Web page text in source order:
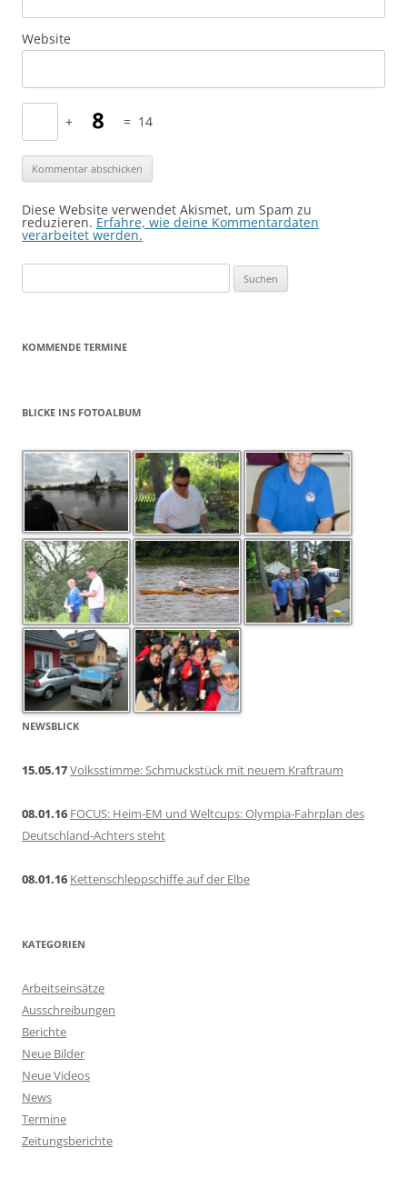
Website
+ = 14
Diese Website verwendet Akismet, um Spam zu
reduzieren. Erfahre, wie deine Kommentardaten
verarbeitet werden.
nach:
KOMMENDE TERMINE
BLICKE INS FOTOALBUM
NEWSBLICK
15.05.17Volksstimme: Schmuckstück mit neuem Kraftraum
08.01.16 FOCUS: Heim-EM und Weltcups: Olympia-Fahrplan des
Deutschland-Achters steht
08.01.16 Kettenschleppschiffe auf der Elbe
KATEGORIEN
Arbeitseinsätze
Ausschreibungen
Berichte
Neue Bilder
Neue Videos
News
Termine
Zeitungsberichte